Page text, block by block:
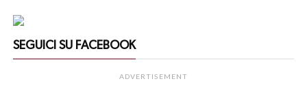
SEGUICI SU FACEBOOK
ADVERTISEMENT